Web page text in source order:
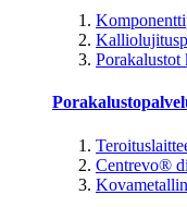
Porakalustot
Centrevo®